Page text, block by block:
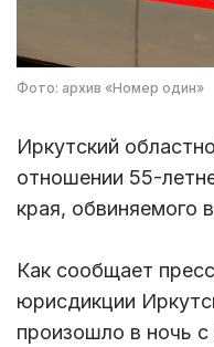
Фото: архив «Номер один»
Иркутский
отношении 55-
края, обвиняемого
Как сообщает
юрисдикции
произошло в ночь с